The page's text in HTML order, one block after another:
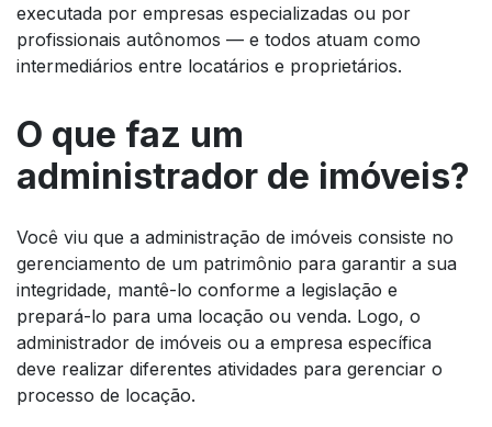
executada por empresas especializadas ou por
profissionais autônomos — e todos atuam como
intermediários entre locatários e proprietários.
O que faz um
administrador de imóveis?
Você viu que a administração de imóveis consiste no
gerenciamento de um patrimônio para garantir a sua
integridade, mantê-lo conforme a legislação e
prepará-lo para uma locação ou venda. Logo, o
administrador de imóveis ou a empresa específica
deve realizar diferentes atividades para gerenciar o
processo de locação.